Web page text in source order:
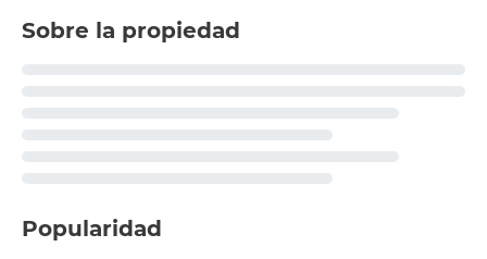
Sobre la propiedad
Popularidad